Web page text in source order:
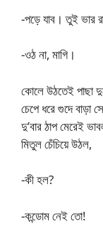
-পড়ে যাব। তুই ভার
-ওঠ না, মাগি।
কোলে উঠতেই পাছা
চেপে ধরে গুদে বাড়া
দু’বার ঠাপ মেরেই
মিতুল চেঁচিয়ে উঠল,
-কী হল?
-কন্ডোম নেই তো!